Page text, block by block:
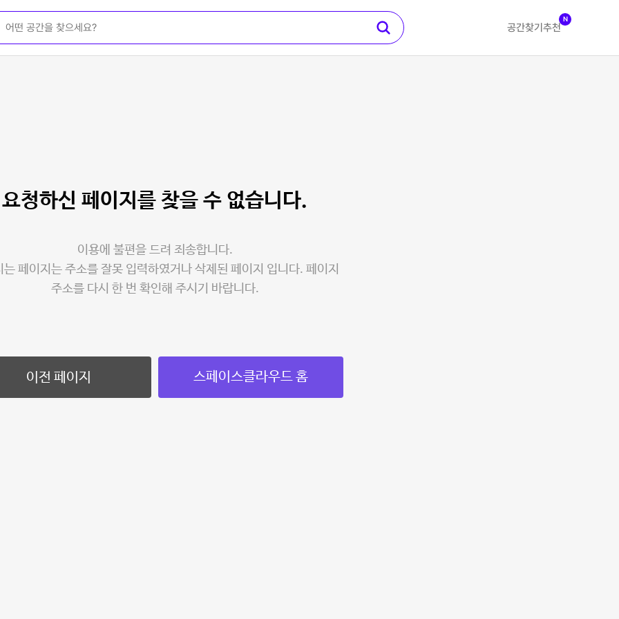
공간찾기 추천
N
요청하신 페이지를 찾을 수 없습니다.
이용에 불편을 드려 죄송합니다.
는 페이지는 주소를 잘못 입력하였거나 삭제된 페이지 입니다. 페이지
주소를 다시 한 번 확인해 주시기 바랍니다.
이전 페이지 스페이스클라우드 홈